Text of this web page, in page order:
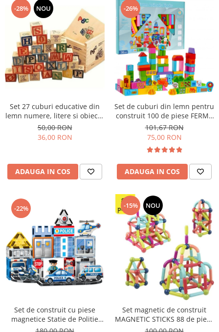
-28% NOU
Set 27 cuburi educative din
lemn numere, litere si obiecte
ABC Wood Blocks
50,00 RON
36,00 RON
ADAUGA IN COS
-26%
Set de cuburi din lemn pentru
construit 100 de piese FERMA
ANIMALELOR Farm Animals
Blocks
101,67 RON
75,00 RON
ADAUGA IN COS
-22%
Set de construit cu piese
magnetice Statie de Politie
STEM Magnetic Tiles 53 de
-15% NOU
Set magnetic de construit
MAGNETIC STICKS 88 de piese
STEM